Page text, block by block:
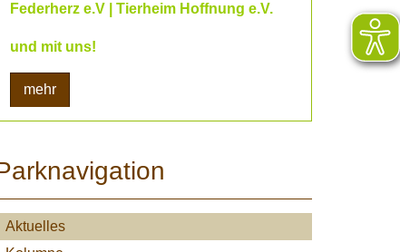
Federherz e.V | Tierheim Hoffnung e.V.
und mit uns!
mehr
Aktuelles